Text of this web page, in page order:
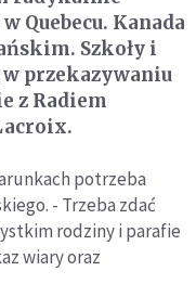
Quebecu. Kanada
Szkoły i
w przekazywaniu
z Radiem
potrzeba
- Trzeba zdać
rodziny i parafie
wiary oraz